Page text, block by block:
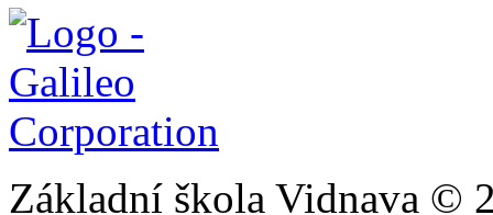
Základní škola Vidnava ©